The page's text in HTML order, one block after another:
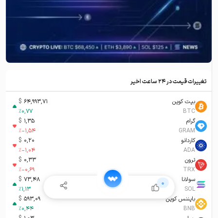
0
تغییرات قیمت در ۲۴ ساعت اخیر
بیت کوین
BTC
64,993,71
$
%0,77
گرام
GRAM
1,35
$
%-1,54
کاردانو
ADA
0,20
$
%-1,04
ترون
TRX
0,33
$
%-0,69
سولانا
SOL
73,48
$
%1,13
بایننس کوین
BNB
593,09
$
%0,44